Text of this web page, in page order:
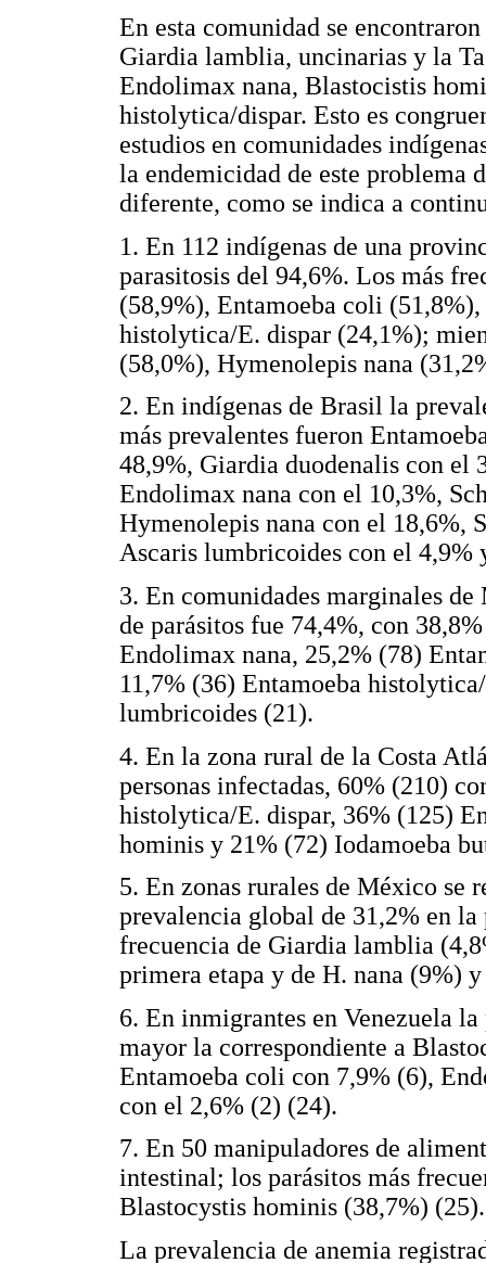
En esta comunidad se
Giardia lamblia, uncinarias y la
Endolimax nana, Blastocistis
histolytica/dispar. Esto es
estudios en comunidades
la endemicidad de este problema
diferente, como se indica a
1. En 112 indígenas de una
parasitosis del 94,6%. Los más
(58,9%), Entamoeba coli
histolytica/E. dispar (24,1%);
(58,0%), Hymenolepis nana
2. En indígenas de Brasil la
más prevalentes fueron
48,9%, Giardia duodenalis con el
Endolimax nana con el 10,3%,
Hymenolepis nana con el 18,6%,
Ascaris lumbricoides con el
3. En comunidades marginales
de parásitos fue 74,4%, con
Endolimax nana, 25,2% (78)
11,7% (36) Entamoeba
lumbricoides (21).
4. En la zona rural de la Costa
personas infectadas, 60% (210)
histolytica/E. dispar, 36% (125)
hominis y 21% (72) Iodamoeba
5. En zonas rurales de México se
prevalencia global de 31,2% en
frecuencia de Giardia lamblia
primera etapa y de H. nana (9%)
6. En inmigrantes en Venezuela
mayor la correspondiente a
Entamoeba coli con 7,9% (6),
con el 2,6% (2) (24).
7. En 50 manipuladores de
intestinal; los parásitos más
Blastocystis hominis (38,7%) (25).
La prevalencia de anemia